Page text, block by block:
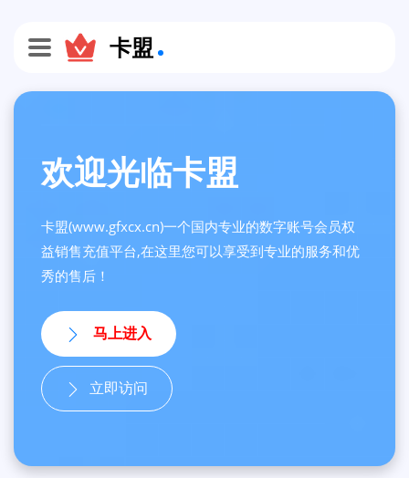
卡盟
欢迎光临卡盟
卡盟(www.gfxcx.cn)一个国内专业的数字账号会员权
益销售充值平台,在这里您可以享受到专业的服务和优
秀的售后！
马上进入
立即访问